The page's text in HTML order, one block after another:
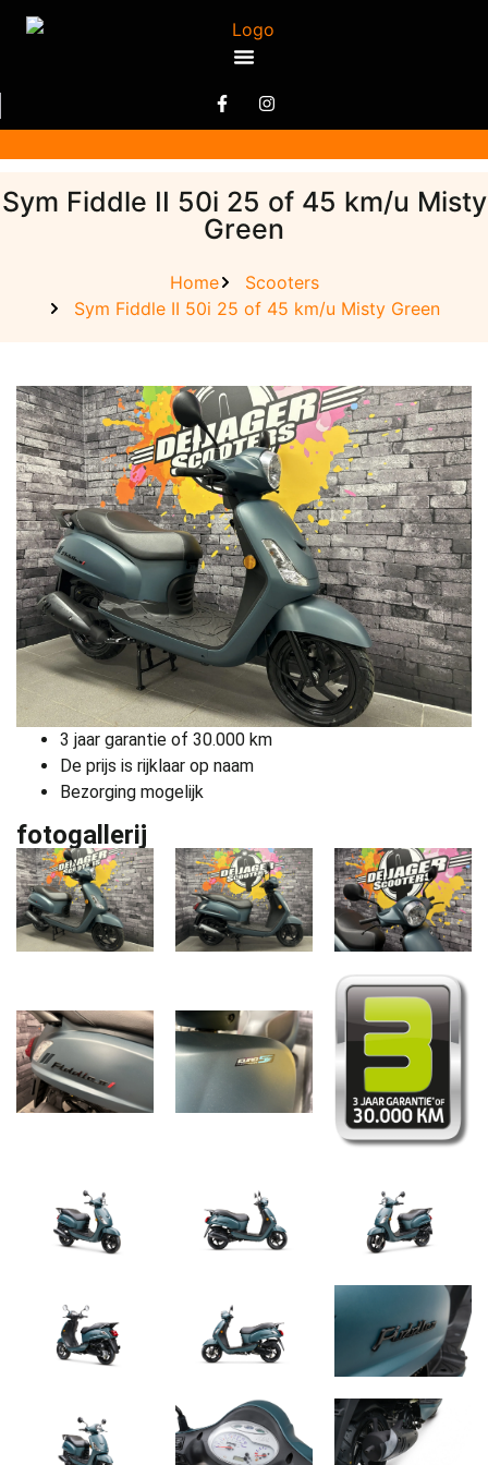
Sym Fiddle II 50i 25 of 45 km/u Misty
Green
Home
Scooters
Sym Fiddle II 50i 25 of 45 km/u Misty Green
3 jaar garantie of 30.000 km
De prijs is rijklaar op naam
Bezorging mogelijk
fotogallerij